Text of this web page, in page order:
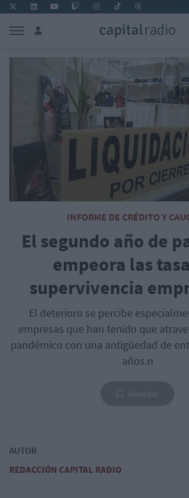
INFORME DE CRÉDITO Y
El segundo año de
empeora las
supervivencia
El deterioro se percibe
empresas que han tenido que
pandémico con una antigüedad de
años.n
AUTOR
REDACCIÓN CAPITAL RADIO